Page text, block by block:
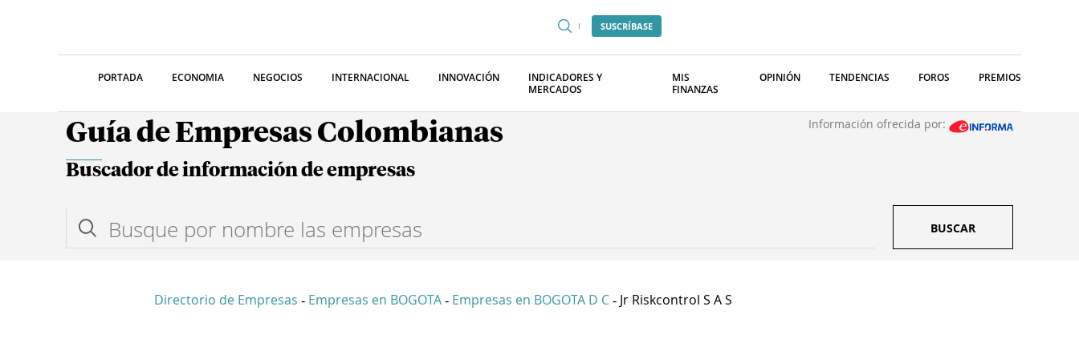
SUSCRÍBASE
PORTADA ECONOMIA NEGOCIOS INTERNACIONAL INNOVACIÓN
INDICADORES Y
MERCADOS
MIS
FINANZAS
OPINIÓN TENDENCIAS FOROS PREMIOS
Guía de Empresas Colombianas Información ofrecida por:
Buscador de información de empresas
BUSCAR
Directorio de Empresas - Empresas en BOGOTA - Empresas en BOGOTA D C - Jr Riskcontrol S A S